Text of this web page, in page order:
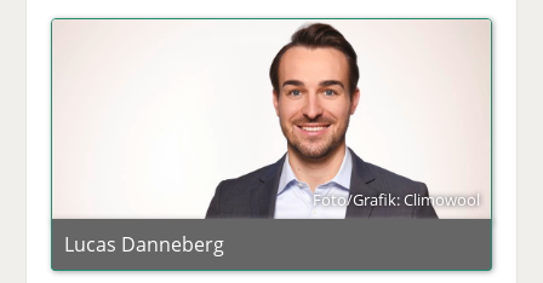
Foto/Grafik: Climowool
Lucas Danneberg